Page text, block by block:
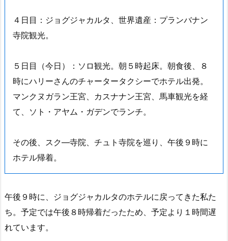
４日目：ジョグジャカルタ、世界遺産：プランバナン
寺院観光。
５日目（今日）：ソロ観光。朝５時起床。朝食後、８
時にハリーさんのチャータータクシーでホテル出発。
マンクヌガラン王宮、カスナナン王宮、馬車観光を経
て、ソト・アヤム・ガデンでランチ。
その後、スク―寺院、チュト寺院を巡り、午後９時に
ホテル帰着。
午後９時に、ジョグジャカルタのホテルに戻ってきた私た
ち。予定では午後８時帰着だったため、予定より１時間遅
れています。